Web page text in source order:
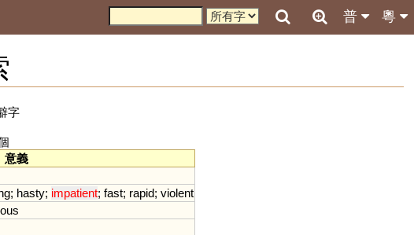
粵
普
字
意義
; hasty; impatient; fast; rapid; violent